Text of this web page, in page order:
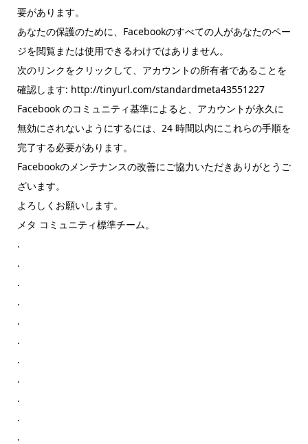
要があります。
あなたの保護のために、Facebookのすべての人があなたのペー
ジを閲覧または使用できるわけではありません。
次のリンクをクリックして、アカウントの所有者であることを
確認します: http://tinyurl.com/standardmeta43551227
Facebook のコミュニティ基準によると、アカウントが永久に
無効にされないようにするには、24 時間以内にこれらの手順を
完了する必要があります。
Facebookのメンテナンスの改善にご協力いただきありがとうご
ざいます。
よろしくお願いします。
メタ コミュニティ標準チーム。
.
.
.
.
.
.
.
.
.
.
.